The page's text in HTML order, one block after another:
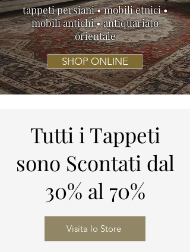
tappeti persiani • mobili etnici •
mobili antichi • antiquariato
orientale
SHOP ONLINE
Tutti i Tappeti
sono Scontati dal
30% al 70%
Visita lo Store